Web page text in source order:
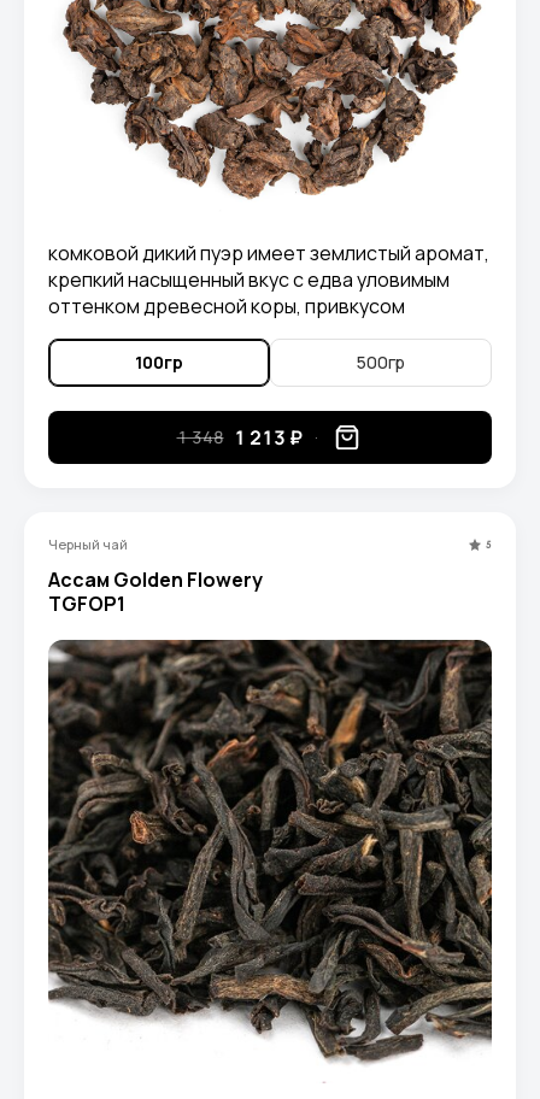
комковой дикий пуэр имеет землистый аромат,
крепкий насыщенный вкус с едва уловимым
оттенком древесной коры, привкусом
карамели и древесно-ореховыми нотками.
100гр 500гр
1 348 1 213 ₽
Черный чай 5
Ассам Golden Flowery
TGFOP1